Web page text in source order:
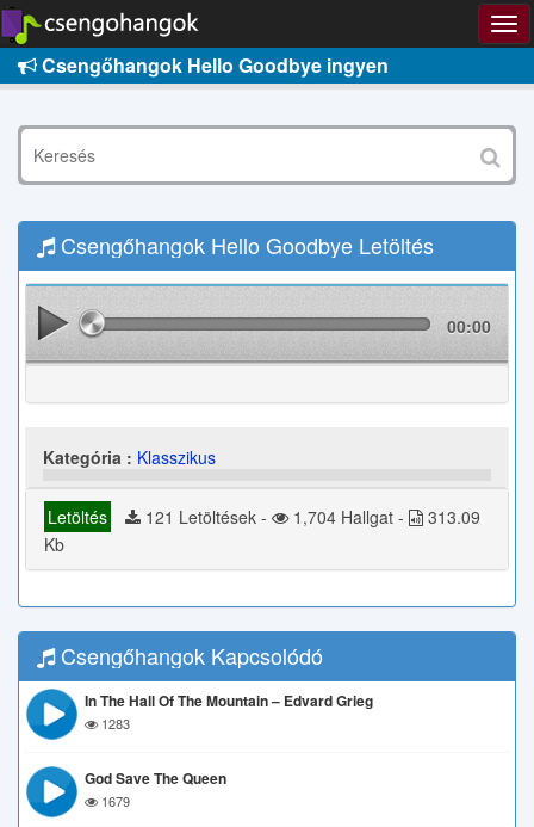
Csengőhangok Hello Goodbye ingyen
Csengőhangok Hello Goodbye Letöltés
00:00
Kategória : Klasszikus
Letöltés 121 Letöltések - 1,704 Hallgat -
313.09
Kb
Csengőhangok Kapcsolódó
In The Hall Of The Mountain – Edvard Grieg
1283
God Save The Queen
1679